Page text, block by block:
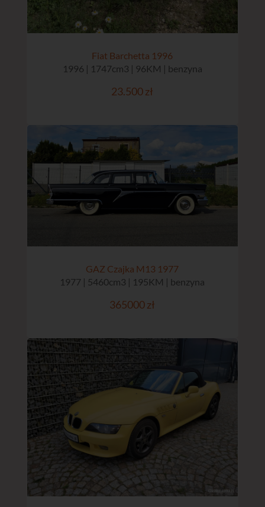
Fiat Barchetta 1996
1996 | 1747cm3 | 96KM | benzyna
23.500 zł
GAZ Czajka M13 1977
1977 | 5460cm3 | 195KM | benzyna
365000 zł